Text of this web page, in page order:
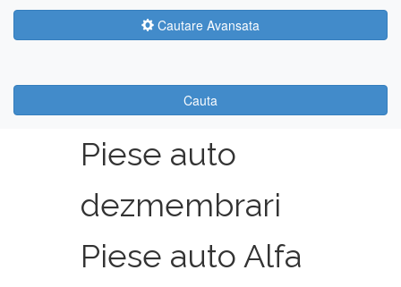
Cautare Avansata
Cauta
Piese auto
dezmembrari
Piese auto Alfa